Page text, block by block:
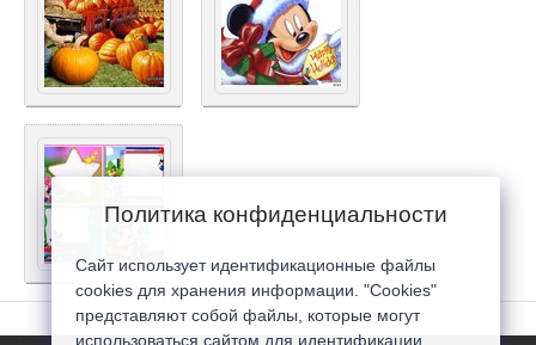
Политика конфиденциальности
Сайт использует идентификационные файлы
cookies для хранения информации. "Cookies"
представляют собой файлы, которые могут
использоваться сайтом для идентификации